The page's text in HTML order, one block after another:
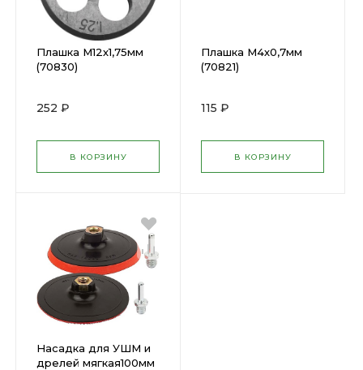
Плашка М12х1,75мм
(70830)
252 ₽
В КОРЗИНУ
Плашка М4х0,7мм
(70821)
115 ₽
В КОРЗИНУ
Насадка для УШМ и
дрелей мягкая100мм